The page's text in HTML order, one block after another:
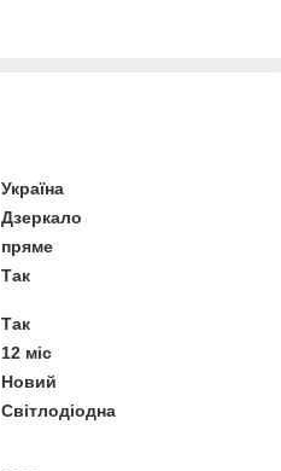
Україна
Дзеркало
пряме
Так
Так
12 міс
Новий
Світлодіодна